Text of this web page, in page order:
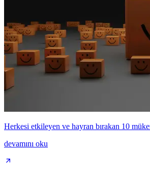
Herkesi etkileyen ve hayran bırakan 10
devamını oku